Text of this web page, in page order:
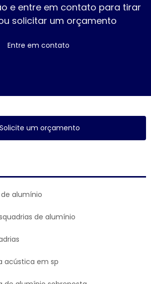
e entre em contato para tirar
solicitar um orçamento
Entre em contato
Solicite um orçamento
alumínio
de alumínio
acústica em sp